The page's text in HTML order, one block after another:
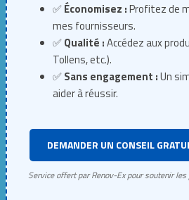
✅Économisez :Profitez de
mes fournisseurs.
✅Qualité :Accédez aux
Tollens, etc.).
✅Sans engagement :Un
aider à réussir.
DEMANDER UN CONSEIL
Service offert par Renov-Ex pour soutenir